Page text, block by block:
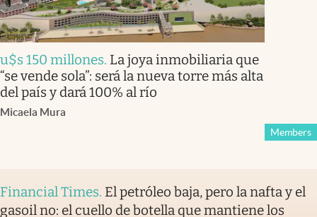
u$s 150 millones. La joya inmobiliaria que
“se vende sola”: será la nueva torre más alta
del país y dará 100% al río
Micaela Mura
Members
Financial Times. El petróleo baja, pero la nafta y el
gasoil no: el cuello de botella que mantiene los